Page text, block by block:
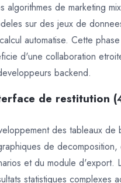
algorithmes de marketing
sur des jeux de
automatise. Cette
d'une collaboration
backend.
de restitution
des tableaux de
de decomposition,
et du module d'export.
statistiques complexes